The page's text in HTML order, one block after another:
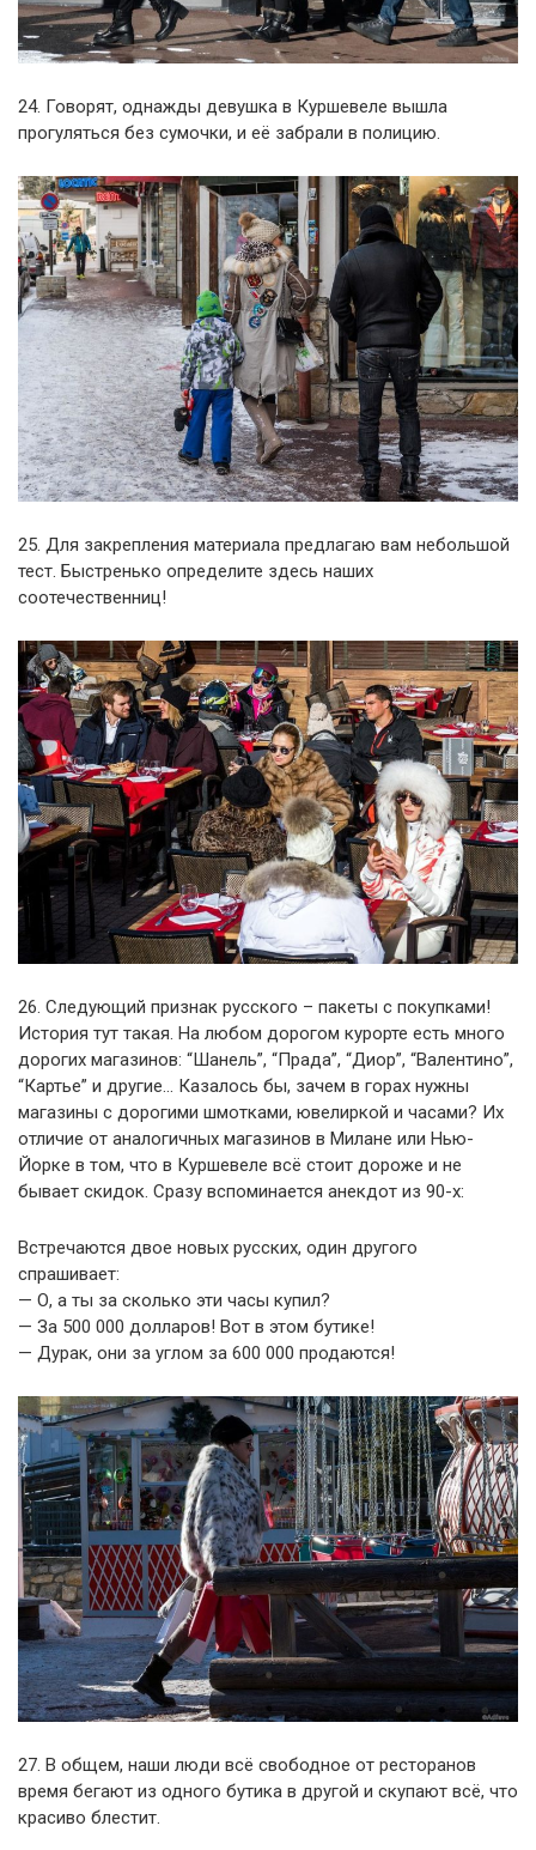
24. Говорят, однажды девушка в Куршевеле вышла
прогуляться без сумочки, и её забрали в полицию.
25. Для закрепления материала предлагаю вам небольшой
тест. Быстренько определите здесь наших
соотечественниц!
26. Следующий признак русского – пакеты с покупками!
История тут такая. На любом дорогом курорте есть много
дорогих магазинов: “Шанель”, “Прада”, “Диор”, “Валентино”,
“Картье” и другие… Казалось бы, зачем в горах нужны
магазины с дорогими шмотками, ювелиркой и часами? Их
отличие от аналогичных магазинов в Милане или Нью-
Йорке в том, что в Куршевеле всё стоит дороже и не
бывает скидок. Сразу вспоминается анекдот из 90-х:
Встречаются двое новых русских, один другого
спрашивает:
— О, а ты за сколько эти часы купил?
— За 500 000 долларов! Вот в этом бутике!
— Дурак, они за углом за 600 000 продаются!
27. В общем, наши люди всё свободное от ресторанов
время бегают из одного бутика в другой и скупают всё, что
красиво блестит.